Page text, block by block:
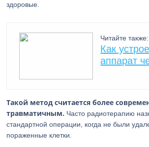
здоровые.
Читайте также:
Как
аппарат
Такой метод считается более
травматичным. Часто радиотерапию
стандартной операции, когда не были
пораженные клетки.